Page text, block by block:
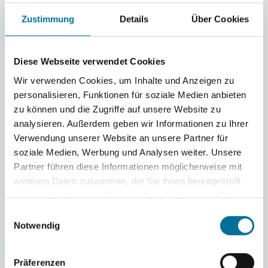
Zustimmung Details Über Cookies
Diese Webseite verwendet Cookies
Wir verwenden Cookies, um Inhalte und Anzeigen zu
personalisieren, Funktionen für soziale Medien anbieten
zu können und die Zugriffe auf unsere Website zu
analysieren. Außerdem geben wir Informationen zu Ihrer
Verwendung unserer Website an unsere Partner für
soziale Medien, Werbung und Analysen weiter. Unsere
Partner führen diese Informationen möglicherweise mit
weiteren Daten zusammen, die Sie ihnen bereitgestellt
haben oder die sie im Rahmen Ihrer Nutzung der Dienste
Notwendig
Präferenzen
Buon compleanno
»Buon compleanno« (ital.) bedeutet so viel wie »alles
Gute zum Geburtstag«. Am 19. Februar hat eine der
wichtigsten Personen in meinem Leben Geburtstag.
Meine Mutter. 1967 kam sie in Fairfax, Virginia, USA zur
Welt. Mit anderthalb Jahren zog sie nach Italien und
lebte dort mit ihrer sechs-köpfigen Familie. Später
studierte sie Medizin an der Universität in Perugia,
Umbrien. 2005 brachte sie mich zur Welt und dafür
zusammen erleben durften. Von den Reisen in